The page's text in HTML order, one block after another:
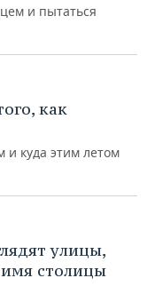
и пытаться
как
куда этим летом
улицы,
столицы